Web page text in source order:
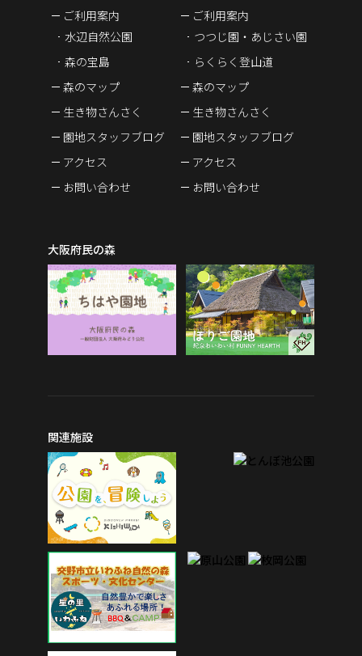
ご利用案内
水辺自然公園
森の宝島
森のマップ
生き物さんさく
園地スタッフブログ
アクセス
お問い合わせ
ご利用案内
つつじ園・あじさい園
らくらく登山道
森のマップ
生き物さんさく
園地スタッフブログ
アクセス
お問い合わせ
大阪府民の森
関連施設